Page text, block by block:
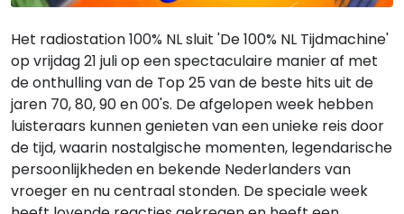
Het radiostation 100% NL sluit 'De 100% NL Tijdmachine'
op vrijdag 21 juli op een spectaculaire manier af met
de onthulling van de Top 25 van de beste hits uit de
jaren 70, 80, 90 en 00's. De afgelopen week hebben
luisteraars kunnen genieten van een unieke reis door
de tijd, waarin nostalgische momenten, legendarische
persoonlijkheden en bekende Nederlanders van
vroeger en nu centraal stonden. De speciale week